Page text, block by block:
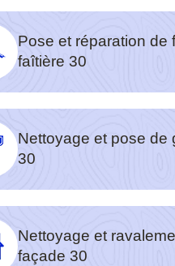
Pose et réparation de
faîtière 30
Nettoyage et pose de
30
Nettoyage et
façade 30